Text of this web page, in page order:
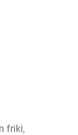
friki,